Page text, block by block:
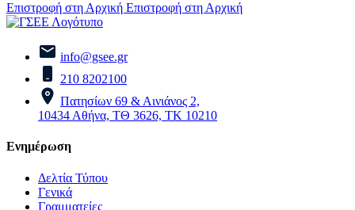
Επιστροφή στη Αρχική Επιστροφή στη Αρχική
info@gsee.gr
210 8202100
Πατησίων 69 & Αινιάνος 2,
10434 Αθήνα, ΤΘ 3626, ΤΚ 10210
Ενημέρωση
Δελτία Τύπου
Γενικά
Γραμματείες